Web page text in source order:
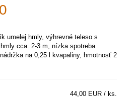
umelej hmly, výhrevné teleso s
cca. 2-3 m, nízka spotreba
na 0,25 l kvapaliny, hmotnosť 2
44,00 EUR / ks.